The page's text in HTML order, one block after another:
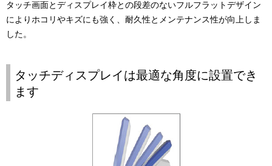
タッチ画面とディスプレイ枠との段差のないフルフラットデザイン
によりホコリやキズにも強く、耐久性とメンテナンス性が向上しま
した。
タッチディスプレイは最適な角度に設置でき
ます